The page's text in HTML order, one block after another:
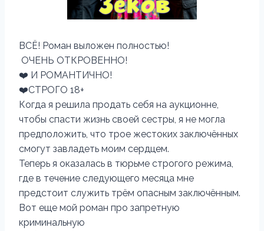
В‍СЁ! Роман выложен полностью!
ОЧЕНЬ ОТКРОВЕННО!
‍❤️‍ И РОМАНТИЧНО!
‍❤️‍СТРОГО 18+
Когда я решила продать себя на аукционне,
чтобы спасти жизнь своей сестры, я не могла
предположить, что трое жестоких заключённых
смогут завладеть моим сердцем.
Теперь я оказалась в тюрьме строгого режима,
где в течение следующего месяца мне
предстоит служить трём опасным заключённым.
Вот еще мой роман про запретную
криминальную